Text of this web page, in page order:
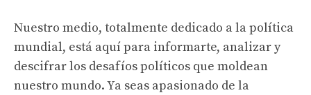
Nuestro medio, totalmente dedicado a la política
mundial, está aquí para informarte, analizar y
descifrar los desafíos políticos que moldean
nuestro mundo. Ya seas apasionado de la